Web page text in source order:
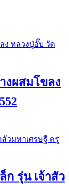
งผสมโขลง
รุ่น เจ้าสัว